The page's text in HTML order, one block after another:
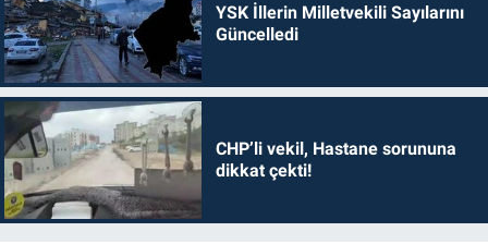
YSK İllerin Milletvekili Sayılarını
Güncelledi
CHP’li vekil, Hastane sorununa
dikkat çekti!